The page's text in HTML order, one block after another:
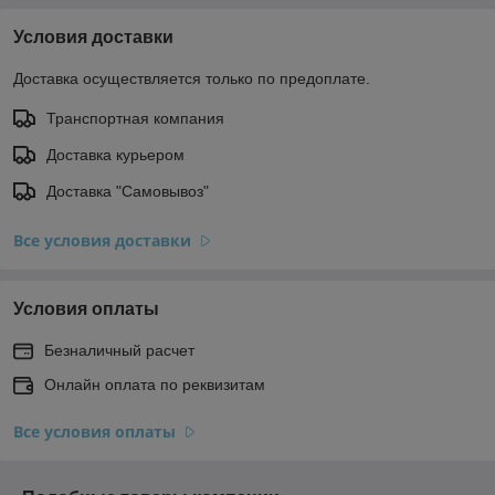
Условия доставки
Доставка осуществляется только по предоплате.
Транспортная компания
Доставка курьером
Доставка "Самовывоз"
Все условия доставки
Условия оплаты
Безналичный расчет
Онлайн оплата по реквизитам
Все условия оплаты